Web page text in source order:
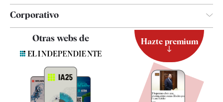
Corporativo
Contacto
Quiénes somos
Otras webs de Hazte premium